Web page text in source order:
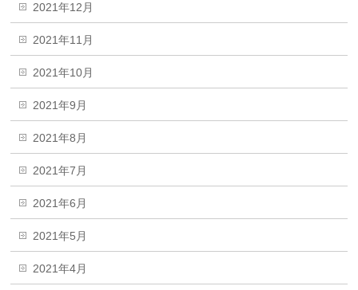
2021年12月
2021年11月
2021年10月
2021年9月
2021年8月
2021年7月
2021年6月
2021年5月
2021年4月